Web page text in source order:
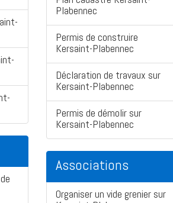
Plabennec
Permis de construire
Kersaint-Plabennec
Déclaration de travaux sur
Kersaint-Plabennec
Permis de démolir sur
Kersaint-Plabennec
Associations
Organiser un vide grenier sur